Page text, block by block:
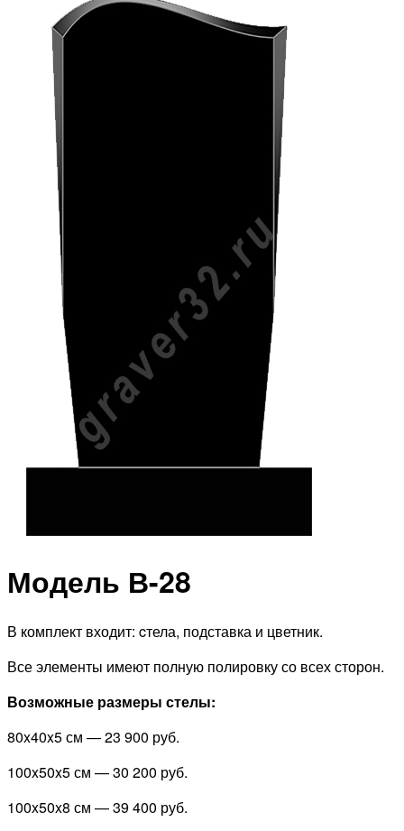
Модель В-28
В комплект входит: cтела, подставка и цветник.
Все элементы имеют полную полировку со всех сторон.
Возможные размеры стелы:
80x40x5 см —23 900 руб.
100x50x5 см —30 200 руб.
100x50x8 см —39 400 руб.